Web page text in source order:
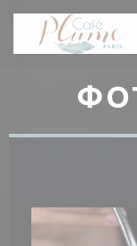
Панель управления